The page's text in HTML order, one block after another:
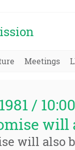
Meetings
/ 10:00
will
will also